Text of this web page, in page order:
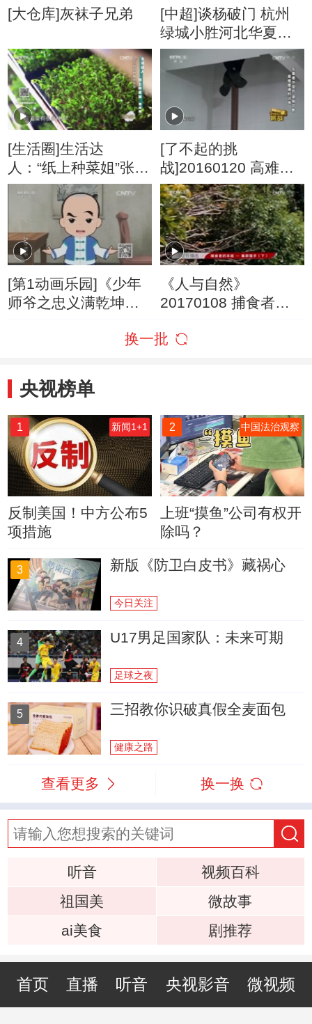
[大仓库]灰袜子兄弟
[中超]谈杨破门 杭州
绿城小胜河北华夏幸
福
[生活圈]生活达
人：“纸上种菜姐”张桂
琴
[了不起的挑
战]20160120 高难度
滑杆训练 乐嘉意外受
伤 录制中断
[第1动画乐园]《少年
师爷之忠义满乾坤》
《人与自然》
20170108 捕食者的
（下）
换一批
央视榜单
1 新闻1+1
反制美国！中方公布5
项措施
2 中国法治观察
上班“摸鱼”公司有权开
除吗？
3 新版《防卫白皮书》藏祸心
今日关注
4 U17男足国家队：未来可期
足球之夜
5 三招教你识破真假全麦面包
健康之路
查看更多 换一换
听音
视频百科
祖国美
微故事
ai美食
剧推荐
首页 直播 听音 央视影音 微视频